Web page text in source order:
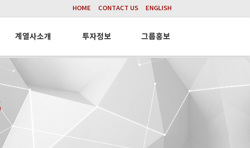
HOME CONTACT US ENGLISH
계열사소개
오텍캐리어
씨알케이
오텍오티스파킹시스템
투자정보
전자공고
그룹홍보
홍보동영상
사회공헌